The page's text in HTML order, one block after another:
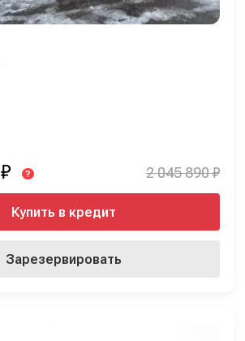
₽ ? 2 045 890 ₽
Купить в кредит
Зарезервировать